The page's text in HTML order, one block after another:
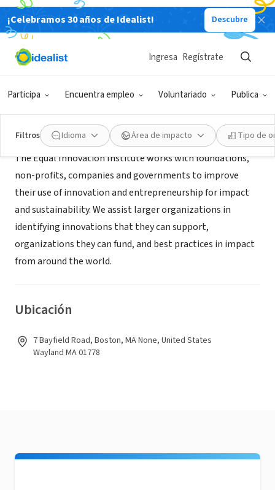
¡Celebramos 30 años de Idealist! Descubre
Participa Encuentra empleo Voluntariado Publica
Ingresa Regístrate
Filtros Idioma Área de impacto Tipo de
EMPRESA SOCIAL / EMPRESA
Equal Innovation
Acerca de
The Equal Innovation Institute works with foundations,
non-profits, companies and governments to improve
their use of innovation and entrepreneurship for impact
and sustainability. We assist larger organizations in
identifying innovations that they can support,
organizations they can fund, and best practices in impact
from around the world.
Ubicación
7 Bayfield Road, Boston, MA None, United States
Wayland MA 01778